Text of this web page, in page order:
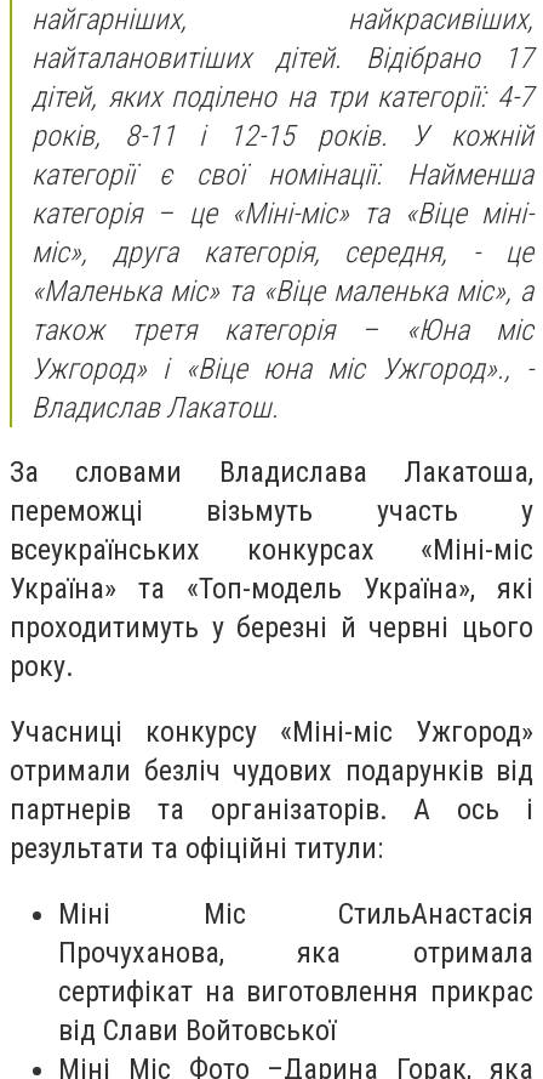
найгарніших, найкрасивіших,
найталановитіших дітей. Відібрано 17
дітей, яких поділено на три категорії: 4-7
років, 8-11 і 12-15 років. У кожній
категорії є свої номінації. Найменша
категорія – це «Міні-міс» та «Віце міні-
міс», друга категорія, середня, - це
«Маленька міс» та «Віце маленька міс», а
також третя категорія – «Юна міс
Ужгород» і «Віце юна міс Ужгород»., -
Владислав Лакатош.
За словами Владислава Лакатоша,
переможці візьмуть участь у
всеукраїнських конкурсах «Міні-міс
Україна» та «Топ-модель Україна», які
проходитимуть у березні й червні цього
року.
Учасниці конкурсу «Міні-міс Ужгород»
отримали безліч чудових подарунків від
партнерів та організаторів. А ось і
результати та офіційні титули:
Міні Міс СтильАнастасія
Прочуханова, яка отримала
сертифікат на виготовлення прикрас
від Слави Войтовської
Міні Міс Фото –Дарина Горак, яка